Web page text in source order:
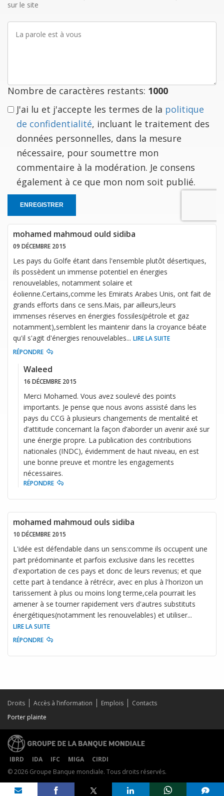
sur le site
parole
Nombre de caractères restants: 1000
J'ai lu et j'accepte les termes de la politique
de confidentialité, incluant le traitement des
données personnelles, dans la mesure
nécessaire, pour soumettre mon
commentaire à la modération. Je consens
également à ce que mon nom soit publié.
ENREGISTRER
mohamed mahmoud ould sidiba
09 DÉCEMBRE 2015
Les pays du Golfe étant dans l'ensemble plutôt désertiques,
ils possèdent un immense potentiel en énergies
renouvelables, notamment solaire et
éolienne.Certains,comme les Emirats Arabes Unis, ont fait de
grands efforts dans ce sens.Mais, par ailleurs,leurs
immenses réserves en énergies fossiles(pétrole et gaz
notamment),semblent les maintenir dans la croyance béate
qu'il s'agit d'énergies renouvelables... LIRE LA SUITE
RÉPONDRE
Waleed
16 DÉCEMBRE 2015
Merci Mohamed. Vous avez soulevé des points
importants. Je pense que nous avons assisté dans les
pays du CCG à plusieurs changements de mentalité et
d’attitude concernant la façon d’aborder un avenir axé sur
une énergie propre. La publication des contributions
nationales (INDC), évidemment de haut niveau, en est
une bonne preuve et montre les engagements
nécessaires.
RÉPONDRE
mohamed mahmoud ouls sidiba
10 DÉCEMBRE 2015
L'idée est défendable dans un sens:comme ils occupent une
part prédominante et parfois exclusive dans les recettes
d'exportation de ces pays et donc de leurs revenus; et que
cette part à tendance à rétrécir, avec en plus à l'horizon un
tarissement à plus ou moins long terme,cela pourrait les
amener à se tourner rapidement vers d'autres substituts
énergétiques(notamment les renouvelables) et utiliser...
LIRE LA SUITE
RÉPONDRE
Share on
2
comments added
Droits Accès à l’information Emplois
Contacts
Porter plainte
IBRD IDA IFC MIGA
CIRDI
© 2026 Groupe Banque mondiale. Tous droits réservés.